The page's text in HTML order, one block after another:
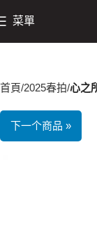
菜單
首頁 2025春拍 心之
下一个商品 »